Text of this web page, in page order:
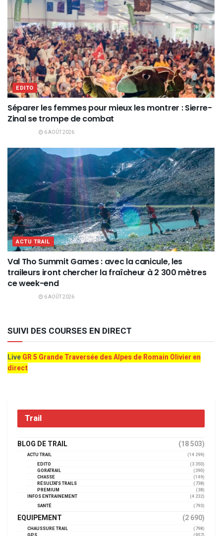
EDITO
Séparer les femmes pour mieux les montrer : Sierre-
Zinal se trompe de combat
6 AOÛT 2026
ACTU TRAIL
Val Tho Summit Games : avec la canicule, les
traileurs iront chercher la fraîcheur à 2 300 mètres
ce week-end
6 AOÛT 2026
SUIVI DES COURSES EN DIRECT
LiveGR 5 Grande Traversée des Alpes de Romain Olivier en
direct
Trail
BLOG DE TRAIL (18 503)
ACTU TRAIL
(14 299)
EDITO
(3 350)
GORATRAIL
(390)
CHASSE
(149)
RÉSULTATS TRAILS
(738)
PREMIUM
(38)
INFOS ENTRAINEMENT
(4 232)
SANTÉ
(793)
EQUIPEMENT (2 690)
CHAUSSURE TRAIL
(798)